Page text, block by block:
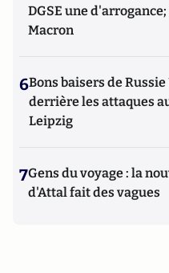
DGSE une
Macron
6Bons baisers de Russie
derrière les attaques
Leipzig
7Gens du voyage : la
d'Attal fait des vagues